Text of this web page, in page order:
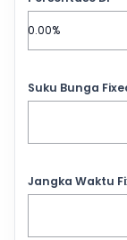
Suku Bunga
Jangka Waktu